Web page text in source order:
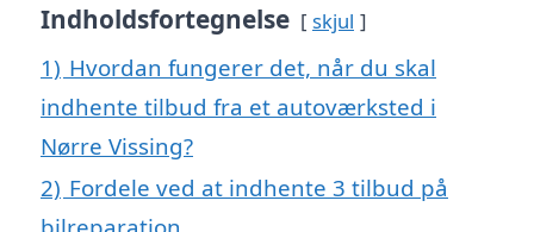
Indholdsfortegnelse skjul
1) Hvordan fungerer det, når du skal
indhente tilbud fra et autoværksted i
Nørre Vissing?
2) Fordele ved at indhente 3 tilbud på